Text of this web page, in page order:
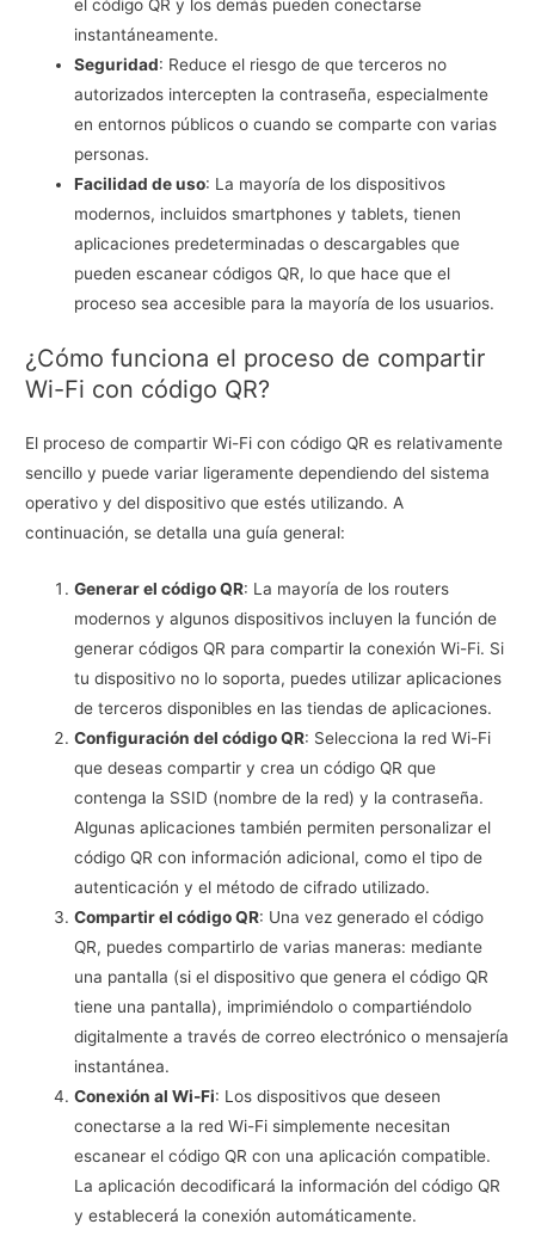
el código QR y los demás pueden conectarse
instantáneamente.
Seguridad: Reduce el riesgo de que terceros no
autorizados intercepten la contraseña, especialmente
en entornos públicos o cuando se comparte con varias
personas.
Facilidad de uso: La mayoría de los dispositivos
modernos, incluidos smartphones y tablets, tienen
aplicaciones predeterminadas o descargables que
pueden escanear códigos QR, lo que hace que el
proceso sea accesible para la mayoría de los usuarios.
¿Cómo funciona el proceso de compartir
Wi-Fi con código QR?
El proceso de compartir Wi-Fi con código QR es relativamente
sencillo y puede variar ligeramente dependiendo del sistema
operativo y del dispositivo que estés utilizando. A
continuación, se detalla una guía general:
Generar el código QR: La mayoría de los routers
modernos y algunos dispositivos incluyen la función de
generar códigos QR para compartir la conexión Wi-Fi. Si
tu dispositivo no lo soporta, puedes utilizar aplicaciones
de terceros disponibles en las tiendas de aplicaciones.
Configuración del código QR: Selecciona la red Wi-Fi
que deseas compartir y crea un código QR que
contenga la SSID (nombre de la red) y la contraseña.
Algunas aplicaciones también permiten personalizar el
código QR con información adicional, como el tipo de
autenticación y el método de cifrado utilizado.
Compartir el código QR: Una vez generado el código
QR, puedes compartirlo de varias maneras: mediante
una pantalla (si el dispositivo que genera el código QR
tiene una pantalla), imprimiéndolo o compartiéndolo
digitalmente a través de correo electrónico o mensajería
instantánea.
Conexión al Wi-Fi: Los dispositivos que deseen
conectarse a la red Wi-Fi simplemente necesitan
escanear el código QR con una aplicación compatible.
La aplicación decodificará la información del código QR
y establecerá la conexión automáticamente.